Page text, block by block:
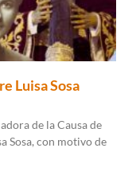
Luisa Sosa
de la Causa de
Sosa, con motivo de